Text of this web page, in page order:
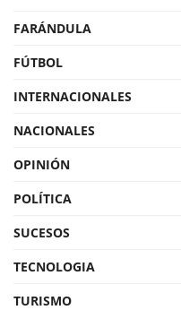
FARÁNDULA
FÚTBOL
INTERNACIONALES
NACIONALES
OPINIÓN
POLÍTICA
SUCESOS
TECNOLOGIA
TURISMO